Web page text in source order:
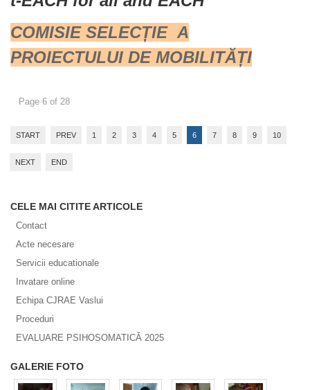
COMISIE SELECȚIE A
PROIECTULUI DE MOBILITĂȚI
Page 6 of 28
START PREV 1 2 3 4 5 6 7 8 9 10
NEXT END
CELE MAI CITITE ARTICOLE
Contact
Acte necesare
Servicii educationale
Invatare online
Echipa CJRAE Vaslui
Proceduri
EVALUARE PSIHOSOMATICĂ 2025
GALERIE FOTO